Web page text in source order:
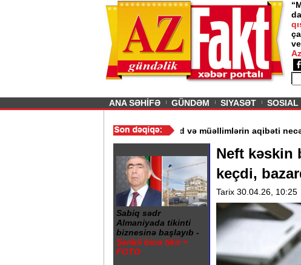
Previous
ANA SƏHİFƏ GÜNDƏM SIYASƏT SOSIAL
Gədəbəydə 3 məktəb bağlandı - Şagird və müəllimlərin
Sabiq sədr
Almaniyada tikinti
biznesinə başlayıb -
Şərikli bina tikir +
FOTO
Neft kəskin
keçdi,
Tarix 30.04.26, 10:25